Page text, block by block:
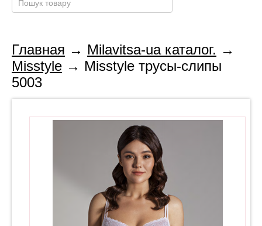
Главная → Milavitsa-ua каталог. →
Misstyle → Misstyle трусы-слипы
5003